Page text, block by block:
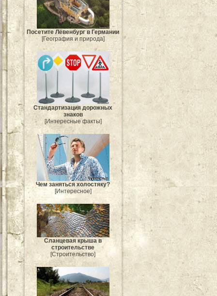
Посетите Лёвенбург в Германии
[География и природа]
Стандартизация дорожных
знаков
[Интересные факты]
Чем заняться холостяку?
[Интересное]
Сланцевая крыша в
строительстве
[Строительство]